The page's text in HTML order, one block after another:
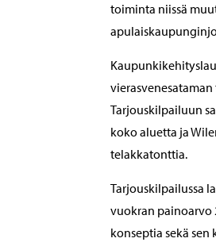
toiminta niissä
Tarjouskilpailuun
koko aluetta ja
telakkatonttia.
Tarjouskilpailussa
vuokran
konseptia sekä